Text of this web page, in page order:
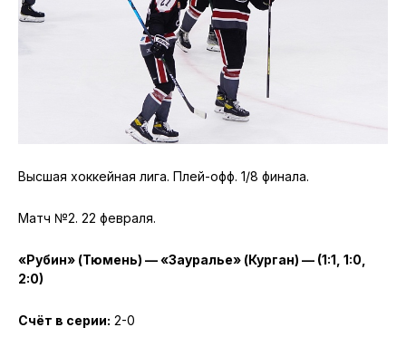
Высшая хоккейная лига. Плей-офф. 1/8 финала.
Матч №2. 22 февраля.
«Рубин» (Тюмень) — «Зауралье» (Курган) — (1:1, 1:0,
2:0)
Счёт в серии: 2-0